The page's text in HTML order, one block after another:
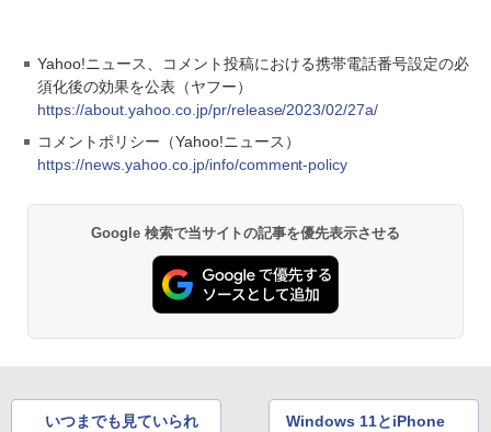
Yahoo!ニュース、コメント投稿における携帯電話番号設定の必
須化後の効果を公表（ヤフー）
https://about.yahoo.co.jp/pr/release/2023/02/27a/
コメントポリシー（Yahoo!ニュース）
https://news.yahoo.co.jp/info/comment-policy
Google 検索で当サイトの記事を優先表示させる
いつまでも見ていられ
Windows 11とiPhone